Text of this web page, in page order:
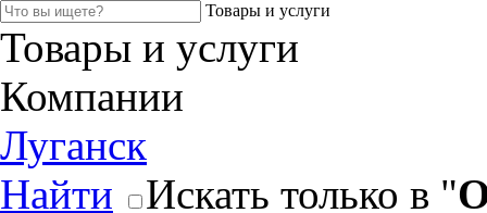
Товары и услуги
Товары и услуги
Компании
Луганск
Найти
Искать только в "